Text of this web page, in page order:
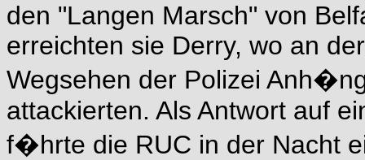
den "Langen Marsch" von
erreichten sie Derry, wo an
Wegsehen der Polizei
attackierten. Als Antwort auf
f�hrte die RUC in der Nacht